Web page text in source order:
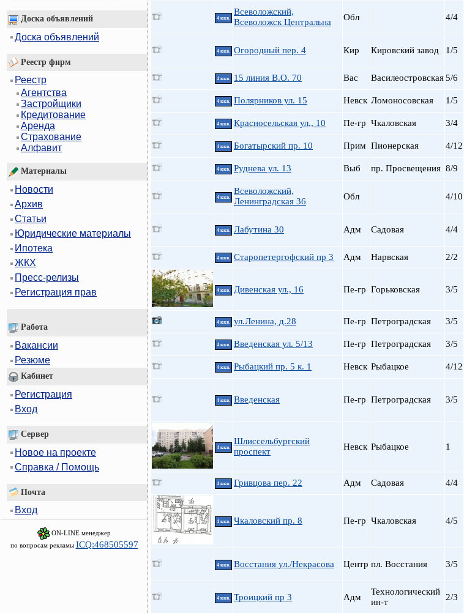
Доска объявлений
Доска объявлений
Реестр фирм
Реестр
Агентства
Застройщики
Кредитование
Аренда
Страхование
Алфавит
Материалы
Новости
Архив
Статьи
Юридические материалы
Ипотека
ЖКХ
Пресс-релизы
Регистрация прав
Работа
Вакансии
Резюме
Кабинет
Регистрация
Вход
Сервер
Новое на проекте
Справка / Помощь
Почта
Вход
ON-LINE менеджер
по вопросам рекламы ICQ:468505597
4 ккв.
Всеволожский,
Всеволожск Центральна
Обл 4/4
4 ккв. Огородный пер. 4 Кир Кировский завод 1/5
4 ккв. 15 линия В.О. 70 Вас Василеостровская5/6
4 ккв. Полярников ул. 15 Невск Ломоносовская 1/5
4 ккв. Красносельская ул., 10 Пе-гр Чкаловская 3/4
4 ккв. Богатырский пр. 10 Прим Пионерская 4/12
4 ккв. Руднева ул. 13 Выб пр. Просвещения 8/9
4 ккв.
Всеволожский,
Ленинградская 36
Обл 4/10
4 ккв. Лабутина 30 Адм Садовая 4/4
4 ккв. Старопетергофский пр 3 Адм Нарвская 2/2
4 ккв. Дивенская ул., 16 Пе-гр Горьковская 3/5
4 ккв. ул.Ленина, д.28 Пе-гр Петроградская 3/5
4 ккв. Введенская ул. 5/13 Пе-гр Петроградская 3/5
4 ккв. Рыбацкий пр. 5 к. 1 Невск Рыбацкое 4/12
4 ккв. Введенская Пе-гр Петроградская 3/5
4 ккв.
Шлиссельбургский
проспект
Невск Рыбацкое 1
4 ккв. Гривцова пер. 22 Адм Садовая 4/4
4 ккв. Чкаловский пр. 8 Пе-гр Чкаловская 4/5
4 ккв. Восстания ул./Некрасова Центр пл. Восстания 3/5
4 ккв. Троицкий пр 3 Адм
Технологический
ин-т
2/3